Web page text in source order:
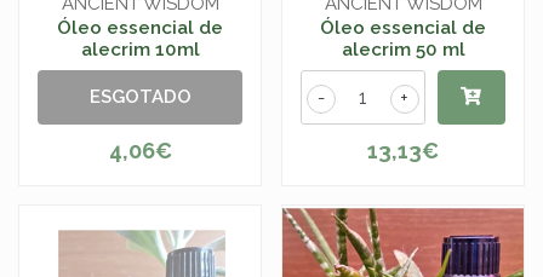
Óleo essencial de
alecrim 10ml
ESGOTADO
4,06€
Óleo essencial de
alecrim 50 ml
+
-
13,13€